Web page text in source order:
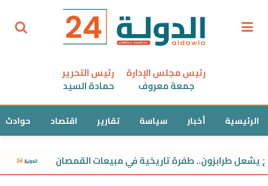
رئيس مجلس الإدارة
جمعة معروف
رئيس التحرير
حمادة السيد
الرئيسية أخبار سياسة تقارير اقتصاد حوادث
طرابزون.. طفرة تاريخية في مبيعات القمصان